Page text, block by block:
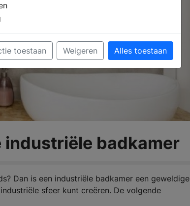
industriële badkamer
Dan is een industriële badkamer een geweldige
sfeer kunt creëren. De volgende
toestaan Weigeren Alles toestaan